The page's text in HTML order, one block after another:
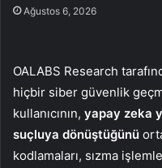
Ağustos 6, 2026
OALABS Research
hiçbir siber güvenlik
kullanıcının, yapay zeka
suçluya dönüştüğünü
kodlamaları, sızma